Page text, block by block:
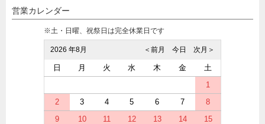
営業カレンダー
※土・日曜、祝祭日は完全休業日です
2026 年8月 次月＞
今日
＜前月
日 月 火 水 木 金
土
1
2
3 4 5 6 7
8
9
10 11 12 13 14
15